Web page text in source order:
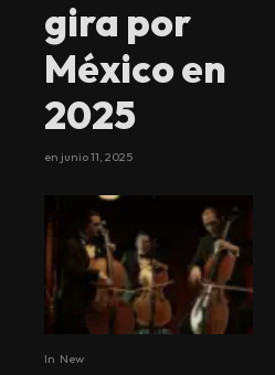
gira por
México en
2025
en junio 11, 2025
In New